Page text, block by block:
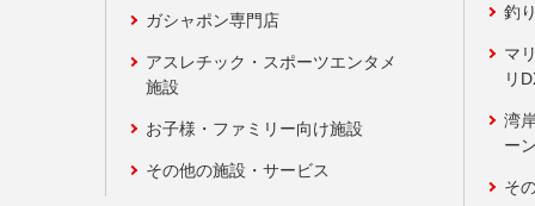
ガシャポン専門店
アスレチック・スポーツエンタメ
施設
お子様・ファミリー向け施設
その他の施設・サービス
釣
マ
リ
湾
ー
そ